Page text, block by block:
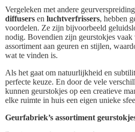
Vergeleken met andere
diffusers en luchtverfrissers, hebben
voordelen. Ze zijn bijvoorbeeld
nodig. Bovendien zijn geurstokjes vaak
assortiment aan geuren en stijlen,
wat te vinden is.
Als het gaat om natuurlijkheid en
perfecte keuze. En door de vele
kunnen geurstokjes op een creatieve
elke ruimte in huis een eigen unieke
Geurfabriek’s assortiment